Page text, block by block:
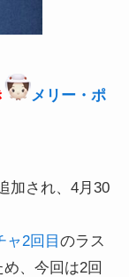
メリー・ポ
加され、4月30
ャ2回目のラス
、今回は2回